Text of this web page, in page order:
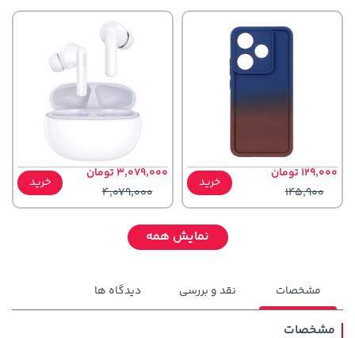
129,000 تومان
145,900
خرید
3,079,000 تومان
4,079,000
خرید
نمایش همه
مشخصات نقد و بررسی دیدگاه ها
مشخصات